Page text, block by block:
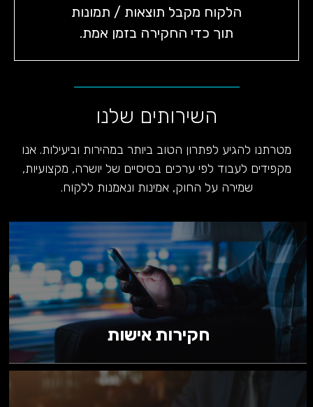
הלקוח מקבל תוצאות / תמונות
תוך כדי החקירה בזמן אמת.
השירותים שלנו
מטרתנו להגיע לפתרון הטוב ביותר במהירות וביעילות. אנו
מקפידים לעבוד לפי ערכים בסיסיים של יושרה, מקצועיות,
שמירה על החוק, אמינות ונאמנות ללקוח.
חקירות אישות